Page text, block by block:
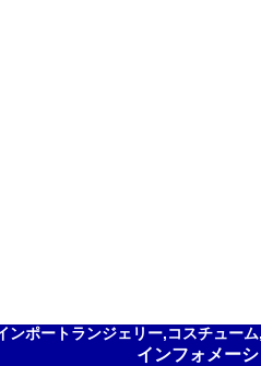
ンポートランジェリー,コスチュー
インフォメー